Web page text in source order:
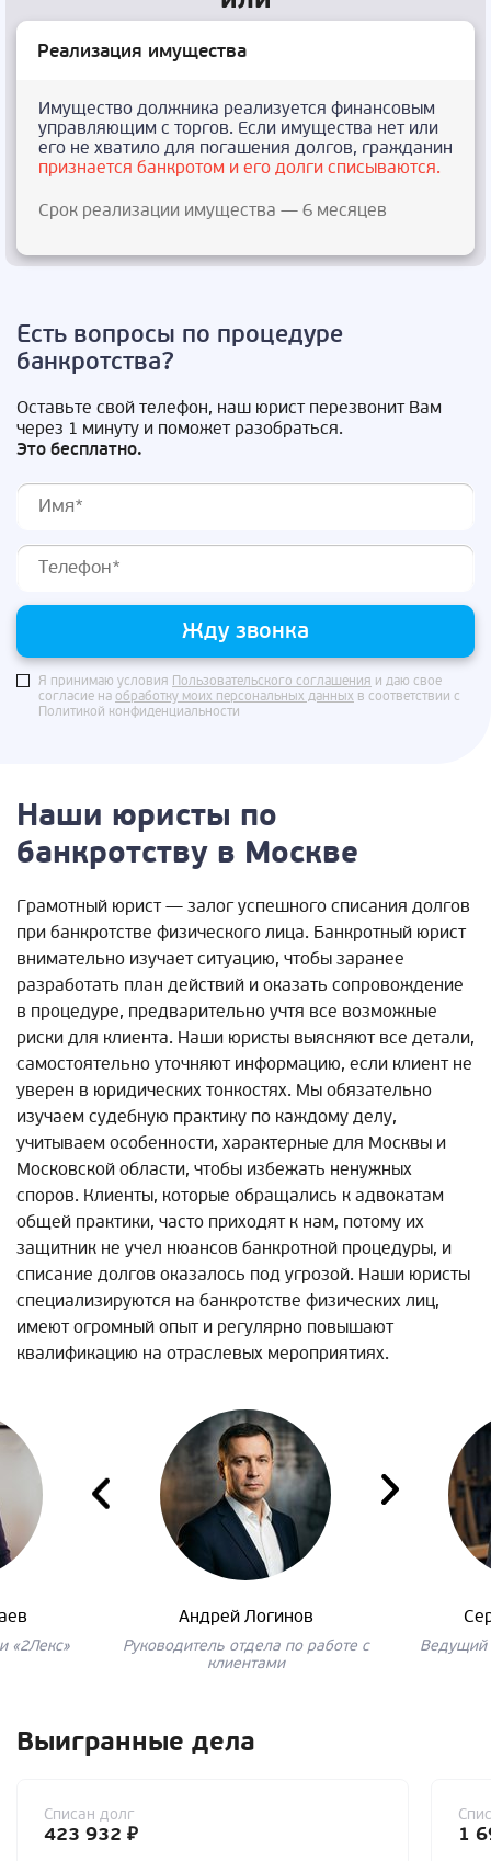
Реализация имущества
Имущество должника реализуется финансовым
управляющим с торгов. Если имущества нет или
его не хватило для погашения долгов, гражданин
признается банкротом и его долги списываются.
Срок реализации имущества — 6 месяцев
Есть вопросы по процедуре
банкротства?
Оставьте свой телефон, наш юрист перезвонит Вам
через 1 минуту и поможет разобраться.
Это бесплатно.
Жду звонка
Я принимаю условия Пользовательского соглашения и даю свое
согласие на обработку моих персональных данных в соответствии с
Политикой конфиденциальности
Наши юристы по
банкротству в Москве
Грамотный юрист — залог успешного списания долгов
при банкротстве физического лица. Банкротный юрист
внимательно изучает ситуацию, чтобы заранее
разработать план действий и оказать сопровождение
в процедуре, предварительно учтя все возможные
риски для клиента. Наши юристы выясняют все детали,
самостоятельно уточняют информацию, если клиент не
уверен в юридических тонкостях. Мы обязательно
изучаем судебную практику по каждому делу,
учитываем особенности, характерные для Москвы и
Московской области, чтобы избежать ненужных
споров. Клиенты, которые обращались к адвокатам
общей практики, часто приходят к нам, потому их
защитник не учел нюансов банкротной процедуры, и
списание долгов оказалось под угрозой. Наши юристы
специализируются на банкротстве физических лиц,
имеют огромный опыт и регулярно повышают
квалификацию на отраслевых мероприятиях.
«2Лекс»
Андрей Логинов
Руководитель отдела по работе с
клиентами
Ведущий
Выигранные дела
Списан долг
423 932 ₽ 1